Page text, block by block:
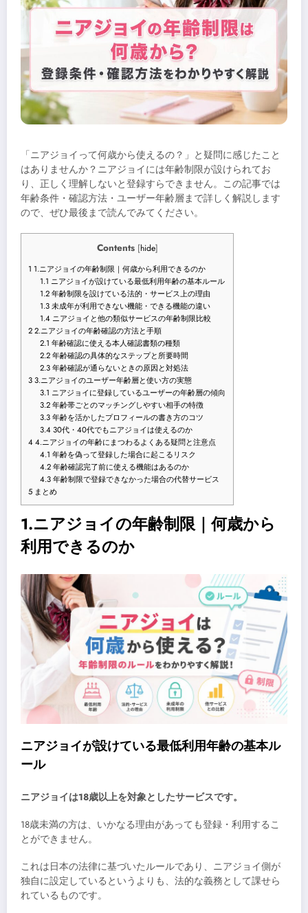
「ニアジョイって何歳から使えるの？」と疑問に感じたこと
はありませんか？ニアジョイには年齢制限が設けられてお
り、正しく理解しないと登録すらできません。この記事では
年齢条件・確認方法・ユーザー年齢層まで詳しく解説します
ので、ぜひ最後まで読んでみてください。
Contents [hide]
1 1.ニアジョイの年齢制限｜何歳から利用できるのか
1.1 ニアジョイが設けている最低利用年齢の基本ルール
1.2年齢制限を設けている法的・サービス上の理由
1.3未成年が利用できない機能・できる機能の違い
1.4 ニアジョイと他の類似サービスの年齢制限比較
22.ニアジョイの年齢確認の方法と手順
2.1 年齢確認に使える本人確認書類の種類
2.2年齢確認の具体的なステップと所要時間
2.3年齢確認が通らないときの原因と対処法
33.ニアジョイのユーザー年齢層と使い方の実態
3.1 ニアジョイに登録しているユーザーの年齢層の傾向
3.2年齢帯ごとのマッチングしやすい相手の特徴
3.3年齢を活かしたプロフィールの書き方のコツ
3.430代・40代でもニアジョイは使えるのか
44.ニアジョイの年齢にまつわるよくある疑問と注意点
4.1 年齢を偽って登録した場合に起こるリスク
4.2年齢確認完了前に使える機能はあるのか
4.3年齢制限で登録できなかった場合の代替サービス
5 まとめ
1.ニアジョイの年齢制限｜何歳から
利用できるのか
ニアジョイが設けている最低利用年齢の基本ル
ール
ニアジョイは18歳以上を対象としたサービスです。
18歳未満の方は、いかなる理由があっても登録・利用するこ
とができません。
これは日本の法律に基づいたルールであり、ニアジョイ側が
独自に設定しているというよりも、法的な義務として課せら
れているものです。